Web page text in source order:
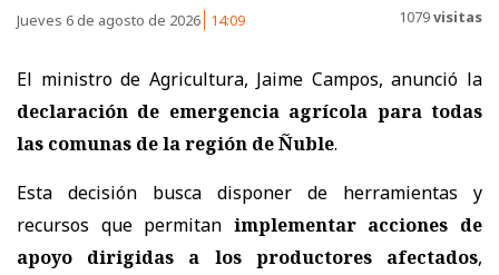
Jueves 6 de agosto de 2026 14:09 1079visitas
El ministro de Agricultura, Jaime Campos, anunció la
declaración de emergencia agrícola para todas
las comunas de la región de Ñuble.
Esta decisión busca disponer de herramientas y
recursos que permitan implementar acciones de
apoyo dirigidas a los productores afectados,